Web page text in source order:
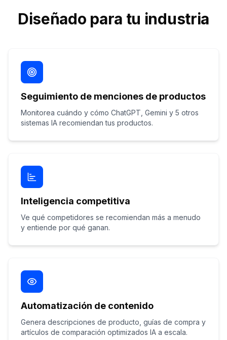
Diseñado para tu industria
Seguimiento de menciones de productos
Monitorea cuándo y cómo ChatGPT, Gemini y 5 otros
sistemas IA recomiendan tus productos.
Inteligencia competitiva
Ve qué competidores se recomiendan más a menudo
y entiende por qué ganan.
Automatización de contenido
Genera descripciones de producto, guías de compra y
artículos de comparación optimizados IA a escala.